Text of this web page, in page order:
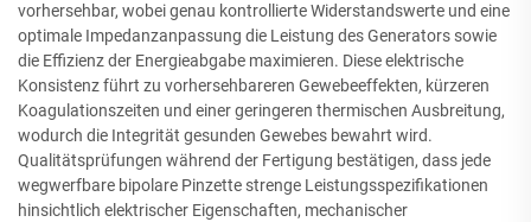
vorhersehbar, wobei genau kontrollierte Widerstandswerte und eine
optimale Impedanzanpassung die Leistung des Generators sowie
die Effizienz der Energieabgabe maximieren. Diese elektrische
Konsistenz führt zu vorhersehbareren Gewebeeffekten, kürzeren
Koagulationszeiten und einer geringeren thermischen Ausbreitung,
wodurch die Integrität gesunden Gewebes bewahrt wird.
Qualitätsprüfungen während der Fertigung bestätigen, dass jede
wegwerfbare bipolare Pinzette strenge Leistungsspezifikationen
hinsichtlich elektrischer Eigenschaften, mechanischer